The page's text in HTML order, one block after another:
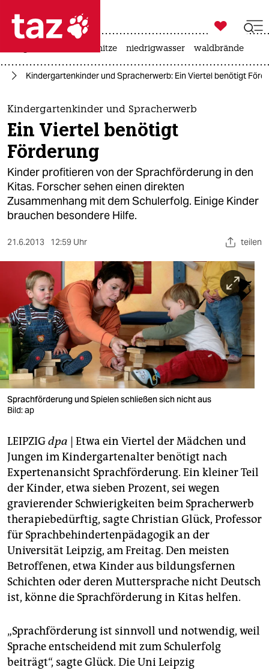
 taz zahl ich
taz zahl ich
themen
politik
öko
gesellschaft
kultur
sport
berlin
nord
wahrheit
verlag
verlag
veranstaltungen
fragen & hilfe
unterstützen
abo
genossenschaft
epaper login

taz zahl ich
hitze niedrigwasser waldbrände
Kindergartenkinder und Spracherwerb: Ein Viertel benötigt
Kindergartenkinder und Spracherwerb
Ein Viertel benötigt
Förderung
Kinder profitieren von der Sprachförderung in den
Kitas. Forscher sehen einen direkten
Zusammenhang mit dem Schulerfolg. Einige Kinder
brauchen besondere Hilfe.
21.6.2013 12:59 Uhr teilen
Sprachförderung und Spielen schließen sich nicht aus
Bild: ap
LEIPZIGdpa | Etwa ein Viertel der Mädchen und
Jungen im Kindergartenalter benötigt nach
Expertenansicht Sprachförderung. Ein kleiner Teil
der Kinder, etwa sieben Prozent, sei wegen
gravierender Schwierigkeiten beim Spracherwerb
therapiebedürftig, sagte Christian Glück, Professor
für Sprachbehindertenpädagogik an der
Universität Leipzig, am Freitag. Den meisten
Betroffenen, etwa Kinder aus bildungsfernen
Schichten oder deren Muttersprache nicht Deutsch
ist, könne die Sprachförderung in Kitas helfen.
„Sprachförderung ist sinnvoll und notwendig, weil
Sprache entscheidend mit zum Schulerfolg
beiträgt“, sagte Glück. Die Uni Leipzig